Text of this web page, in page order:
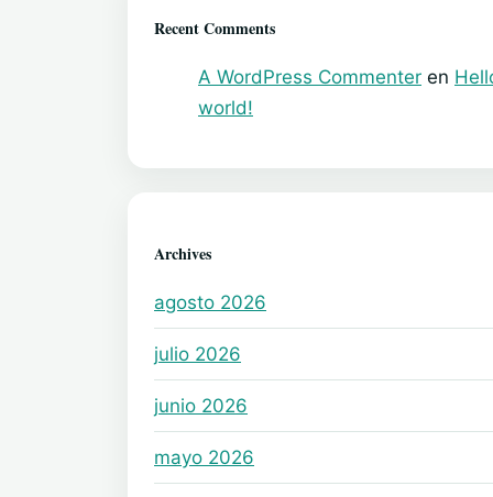
Recent Comments
A WordPress Commenter en
world!
Archives
agosto 2026
julio 2026
junio 2026
mayo 2026